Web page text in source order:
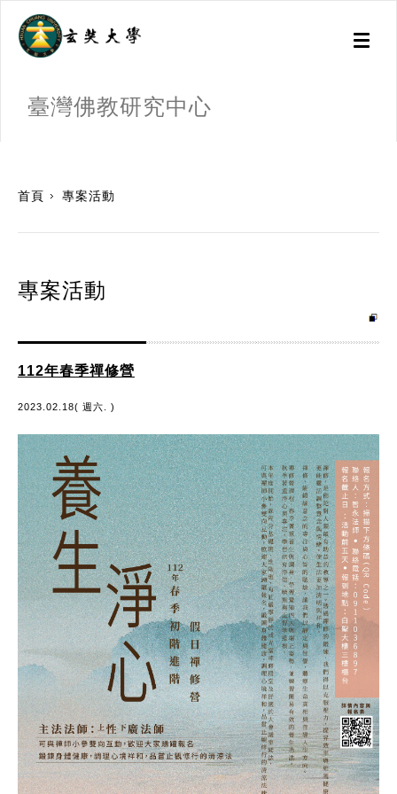
Toggle
臺灣佛教研究中心
首頁 專案活動
專案活動
112年春季禪修營
2023.02.18( 週六. )